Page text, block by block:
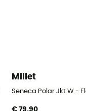
Millet
Seneca Polar Jkt W -
€ 79,90